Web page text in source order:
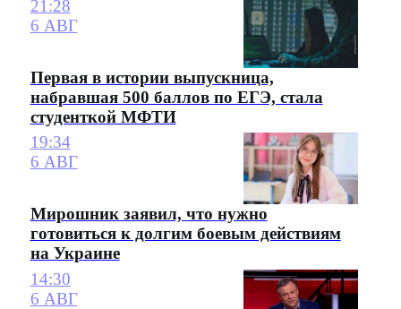
21:28
6 АВГ
Первая в истории выпускница,
набравшая 500 баллов по ЕГЭ, стала
студенткой МФТИ
19:34
6 АВГ
Мирошник заявил, что нужно
готовиться к долгим боевым действиям
на Украине
14:30
6 АВГ